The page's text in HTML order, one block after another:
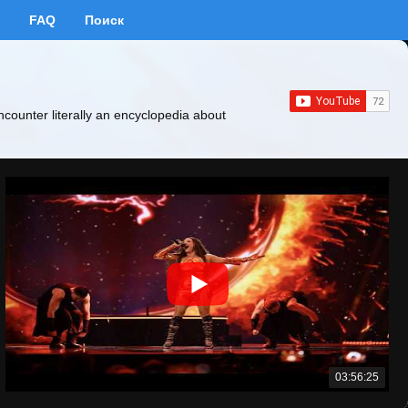
FAQ Поиск
literally an encyclopedia about
03:56:25